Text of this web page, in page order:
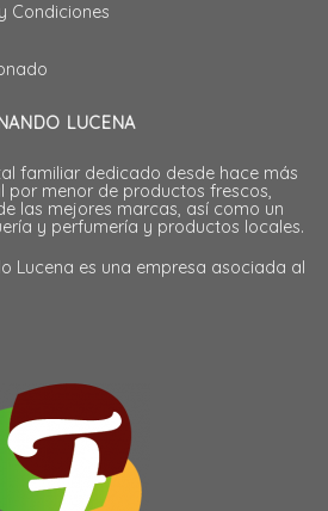
Condiciones
LUCENA
familiar dedicado desde hace más
por menor de productos frescos,
las mejores marcas, así como un
y perfumería y productos locales.
Lucena es una empresa asociada al